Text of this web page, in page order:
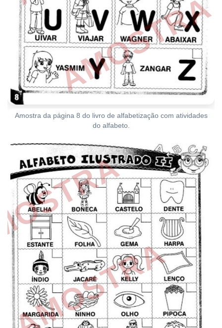
Amostra da página 8 do livro de alfabetização com atividades
do alfabeto.